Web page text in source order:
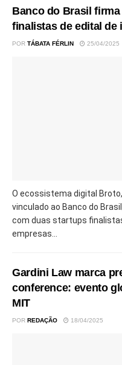
Banco do Brasil
finalistas de edital de
POR TÁBATA FÉRLIN 25/04/2025
O ecossistema digital
vinculado ao Banco do
com duas startups
empresas...
Gardini Law marca
conference: evento
MIT
POR REDAÇÃO 18/04/2025